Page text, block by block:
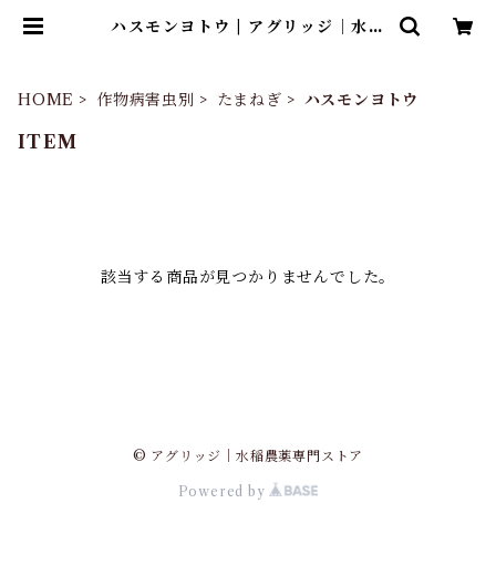
ハスモンヨトウ | アグリッジ｜水稲
HOME 作物病害虫別 たまねぎ ハスモンヨトウ
ITEM
該当する商品が見つかりませんでした。
© アグリッジ｜水稲農薬専門ストア
Powered by